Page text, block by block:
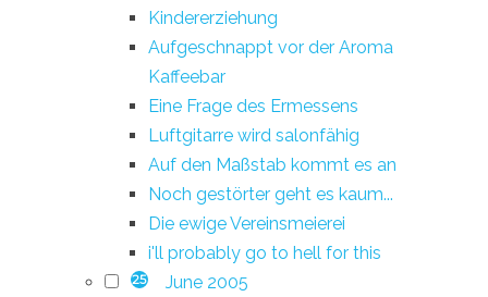
Kindererziehung
Aufgeschnappt vor der Aroma
Kaffeebar
Eine Frage des Ermessens
Luftgitarre wird salonfähig
Auf den Maßstab kommt es an
Noch gestörter geht es kaum...
Die ewige Vereinsmeierei
i'll probably go to hell for this
25 June 2005